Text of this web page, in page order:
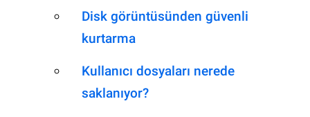
Disk görüntüsünden güvenli
kurtarma
Kullanıcı dosyaları nerede
saklanıyor?